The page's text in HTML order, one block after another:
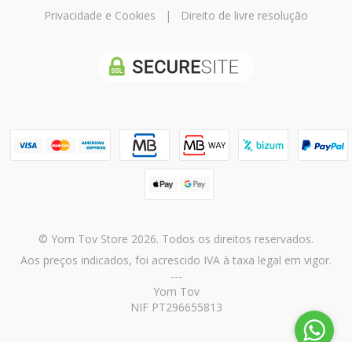
Privacidade e Cookies | Direito de livre resolução
© Yom Tov Store 2026. Todos os direitos reservados.
Aos preços indicados, foi acrescido IVA à taxa legal em vigor.
---
Yom Tov
NIF PT296655813